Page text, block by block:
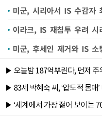
미군, 시리아서 IS 수감자
이라크, IS 재침투 우려